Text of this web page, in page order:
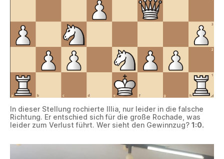
In dieser Stellung rochierte Illia, nur leider in die falsche
Richtung. Er entschied sich für die große Rochade, was
leider zum Verlust führt. Wer sieht den Gewinnzug? 1:0.